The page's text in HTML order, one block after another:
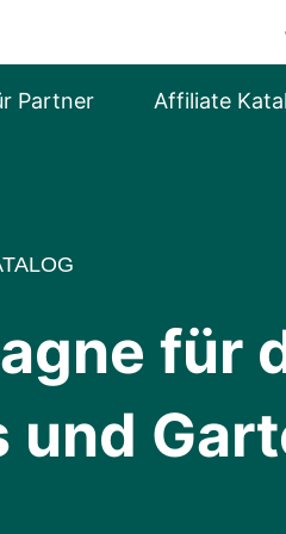
Partner Affiliate
für
und